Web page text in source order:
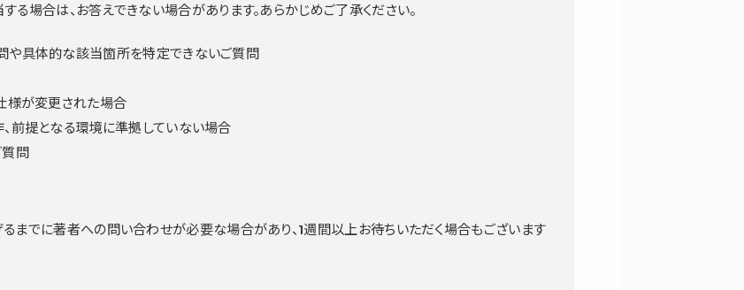
る場合は、お答えできない場合があります。あらかじめご了承ください。
や具体的な該当箇所を特定できないご質問
様が変更された場合
前提となる環境に準拠していない場合
質問
までに著者への問い合わせが必要な場合があり、1週間以上お待ちいただく場合もございます